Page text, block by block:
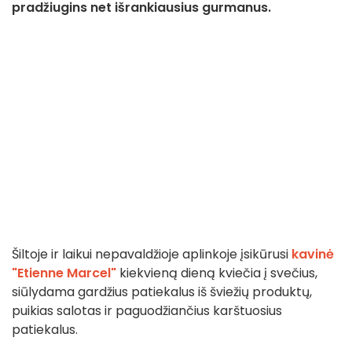
pradžiugins net išrankiausius gurmanus.
Šiltoje ir laikui nepavaldžioje aplinkoje įsikūrusi kavinė
"Etienne Marcel" kiekvieną dieną kviečia į svečius,
siūlydama gardžius patiekalus iš šviežių produktų,
puikias salotas ir paguodžiančius karštuosius
patiekalus.